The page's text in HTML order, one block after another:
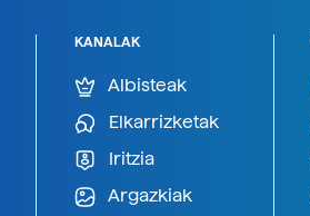
KANALAK
Albisteak
Elkarrizketak
Iritzia
Argazkiak